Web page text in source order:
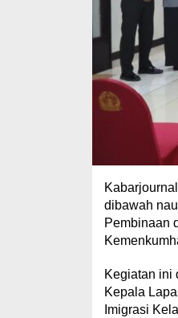
dibawah
Pembinaan
Kegiatan ini
Kepala
Imigrasi